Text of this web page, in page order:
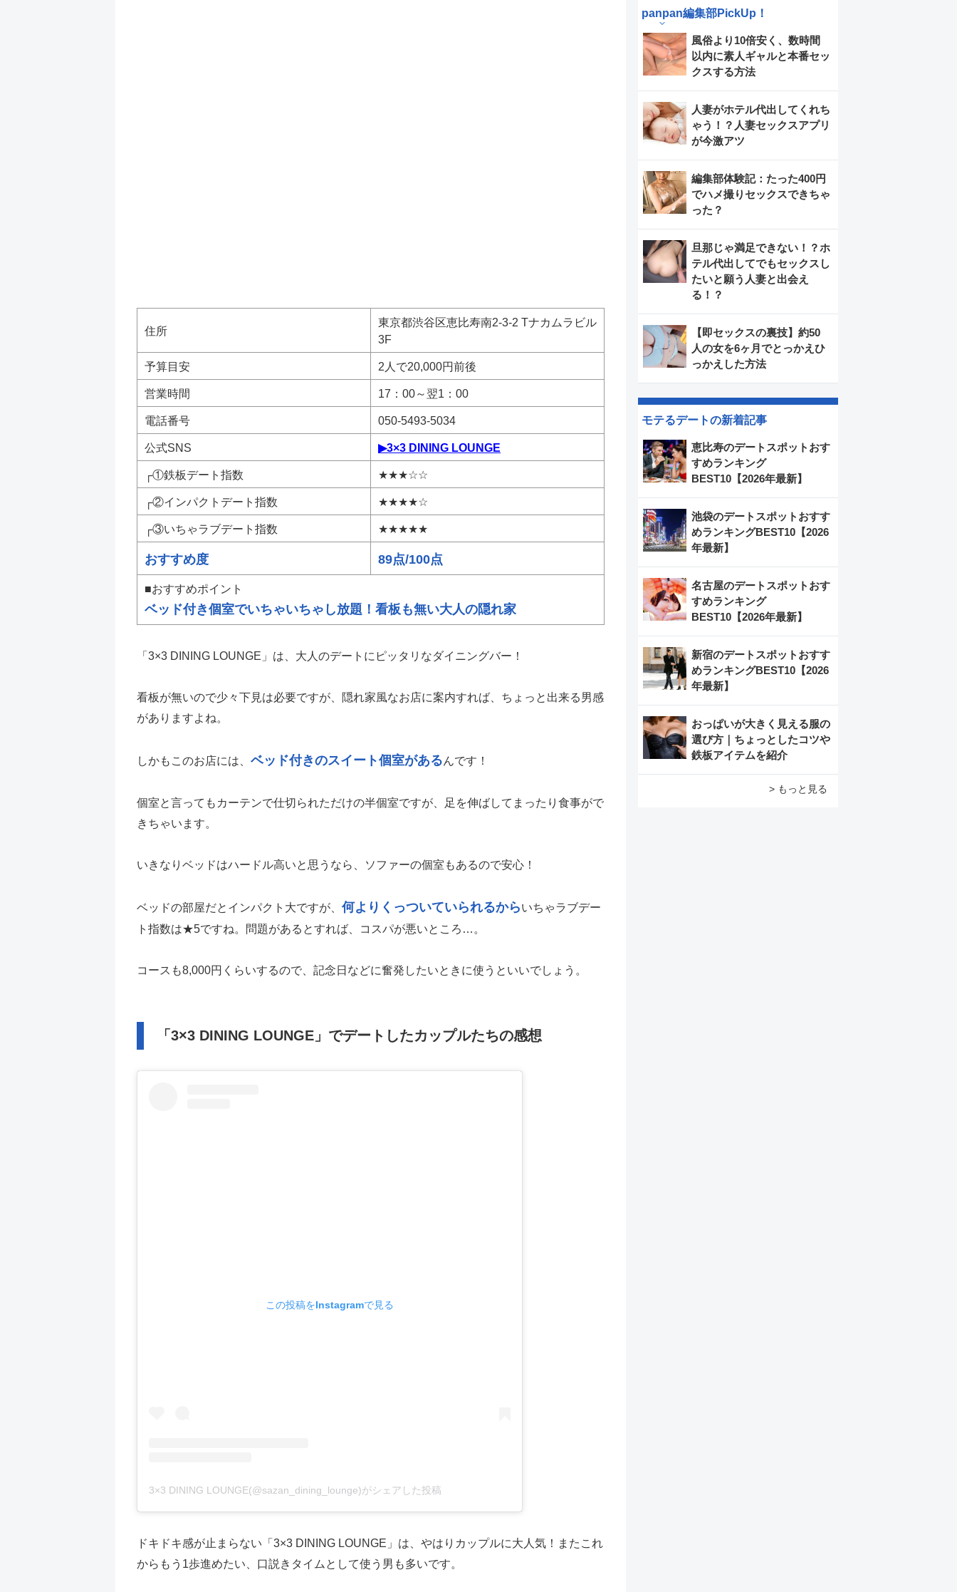
住所
東京都渋谷区恵比寿南2-3-2 Tナカムラビル
3F
予算目安 2人で20,000円前後
営業時間 17：00～翌1：00
電話番号 050-5493-5034
公式SNS ▶3×3 DINING LOUNGE
┌①鉄板デート指数 ★★★☆☆
┌②インパクトデート指数 ★★★★☆
┌③いちゃラブデート指数 ★★★★★
おすすめ度 89点/100点
■おすすめポイント
ベッド付き個室でいちゃいちゃし放題！看板も無い大人の隠れ家
「3×3 DINING LOUNGE」は、大人のデートにピッタリなダイニングバー！
看板が無いので少々下見は必要ですが、隠れ家風なお店に案内すれば、ちょっと出来る男感
がありますよね。
しかもこのお店には、 ベッド付きのスイート個室があるんです！
個室と言ってもカーテンで仕切られただけの半個室ですが、足を伸ばしてまったり食事がで
きちゃいます。
いきなりベッドはハードル高いと思うなら、ソファーの個室もあるので安心！
ベッドの部屋だとインパクト大ですが、 何よりくっついていられるからいちゃラブデー
ト指数は★5ですね。問題があるとすれば、コスパが悪いところ…。
コースも8,000円くらいするので、記念日などに奮発したいときに使うといいでしょう。
「3×3 DINING LOUNGE」でデートしたカップルたちの感想
この投稿をInstagramで見る
3×3 DINING LOUNGE(@sazan_dining_lounge)がシェアした投稿
ドキドキ感が止まらない「3×3 DINING LOUNGE」は、やはりカップルに大人気！またこれ
からもう1歩進めたい、口説きタイムとして使う男も多いです。
panpan編集部PickUp！
風俗より10倍安く、数時間
以内に素人ギャルと本番セッ
クスする方法
人妻がホテル代出してくれち
ゃう！？人妻セックスアプリ
が今激アツ
編集部体験記：たった400円
でハメ撮りセックスできちゃ
った？
旦那じゃ満足できない！？ホ
テル代出してでもセックスし
たいと願う人妻と出会え
る！？
【即セックスの裏技】約50
人の女を6ヶ月でとっかえひ
っかえした方法
モテるデートの新着記事
恵比寿のデートスポットおす
すめランキング
BEST10【2026年最新】
池袋のデートスポットおすす
めランキングBEST10【2026
年最新】
名古屋のデートスポットおす
すめランキング
BEST10【2026年最新】
新宿のデートスポットおすす
めランキングBEST10【2026
年最新】
おっぱいが大きく見える服の
選び方｜ちょっとしたコツや
鉄板アイテムを紹介
> もっと見る